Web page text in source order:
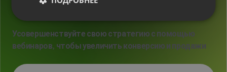
Усовершенствуйте свою стратегию с помощью
вебинаров, чтобы увеличить конверсию и продажи